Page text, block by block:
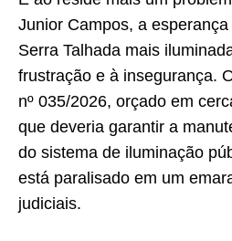
Junior Campos, a
Serra Talhada mais
frustração e à insegurança.
nº 035/2026, orçado em
que deveria garantir a
do sistema de iluminação
está paralisado em um
judiciais.